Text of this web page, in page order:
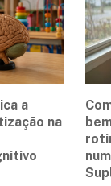
a
na